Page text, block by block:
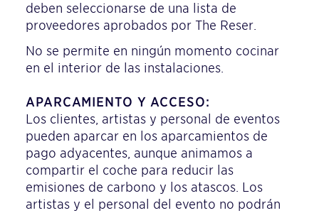
deben seleccionarse de una lista de
proveedores aprobados por The Reser.
No se permite en ningún momento cocinar
en el interior de las instalaciones.
APARCAMIENTO Y ACCESO:
Los clientes, artistas y personal de eventos
pueden aparcar en los aparcamientos de
pago adyacentes, aunque animamos a
compartir el coche para reducir las
emisiones de carbono y los atascos. Los
artistas y el personal del evento no podrán